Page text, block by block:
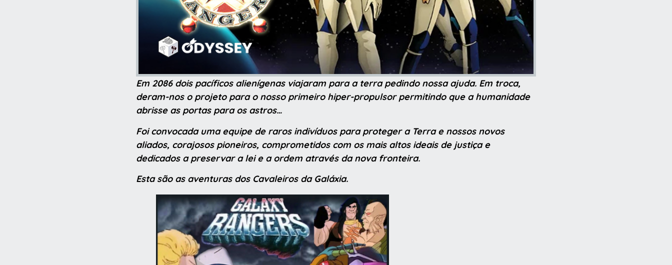
Em 2086 dois pacíficos alienígenas viajaram para a terra pedindo nossa ajuda. Em troca,
deram-nos o projeto para o nosso primeiro hiper-propulsor permitindo que a humanidade
abrisse as portas para os astros…
Foi convocada uma equipe de raros indivíduos para proteger a Terra e nossos novos
aliados, corajosos pioneiros, comprometidos com os mais altos ideais de justiça e
dedicados a preservar a lei e a ordem através da nova fronteira.
Esta são as aventuras dos Cavaleiros da Galáxia.